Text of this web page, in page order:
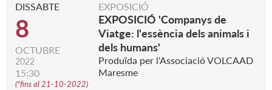
DISSABTE
8
OCTUBRE
2022
15:30
(*fins al 21-10-2022)
EXPOSICIÓ
EXPOSICIÓ 'Companys de
Viatge: l'essència dels animals i
dels humans'
Produïda per l'Associació VOLCAAD
Maresme